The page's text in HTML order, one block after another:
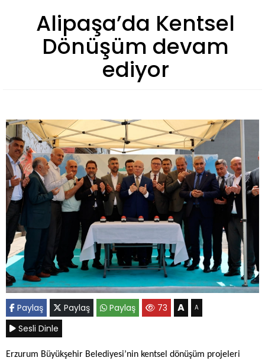
Alipaşa’da Kentsel
Dönüşüm devam
ediyor
Paylaş Paylaş Paylaş 73 A A
Sesli Dinle
Erzurum Büyükşehir Belediyesi’nin kentsel dönüşüm projeleri